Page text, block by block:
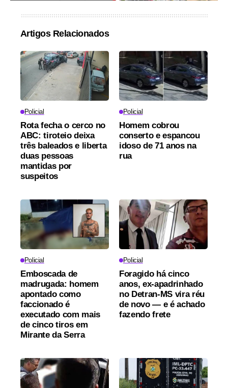
Artigos Relacionados
Policial
Rota fecha o cerco no
ABC: tiroteio deixa
três baleados e liberta
duas pessoas
mantidas por
suspeitos
Policial
Homem cobrou
conserto e espancou
idoso de 71 anos na
rua
Policial
Emboscada de
madrugada: homem
apontado como
faccionado é
executado com mais
de cinco tiros em
Mirante da Serra
Policial
Foragido há cinco
anos, ex-apadrinhado
no Detran-MS vira réu
de novo — e é achado
fazendo frete